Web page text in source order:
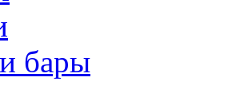
бары